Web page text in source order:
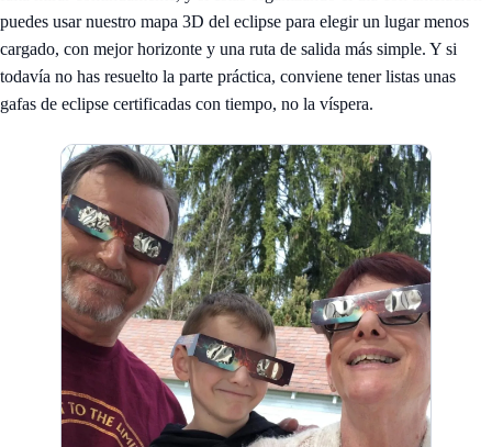
puedes usar nuestro mapa 3D del eclipse para elegir un lugar menos
cargado, con mejor horizonte y una ruta de salida más simple. Y si
todavía no has resuelto la parte práctica, conviene tener listas unas
gafas de eclipse certificadas con tiempo, no la víspera.